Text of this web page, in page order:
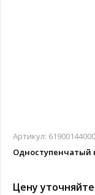
Артикул: 61900144000
Одноступенчатый
Цену уточняйте